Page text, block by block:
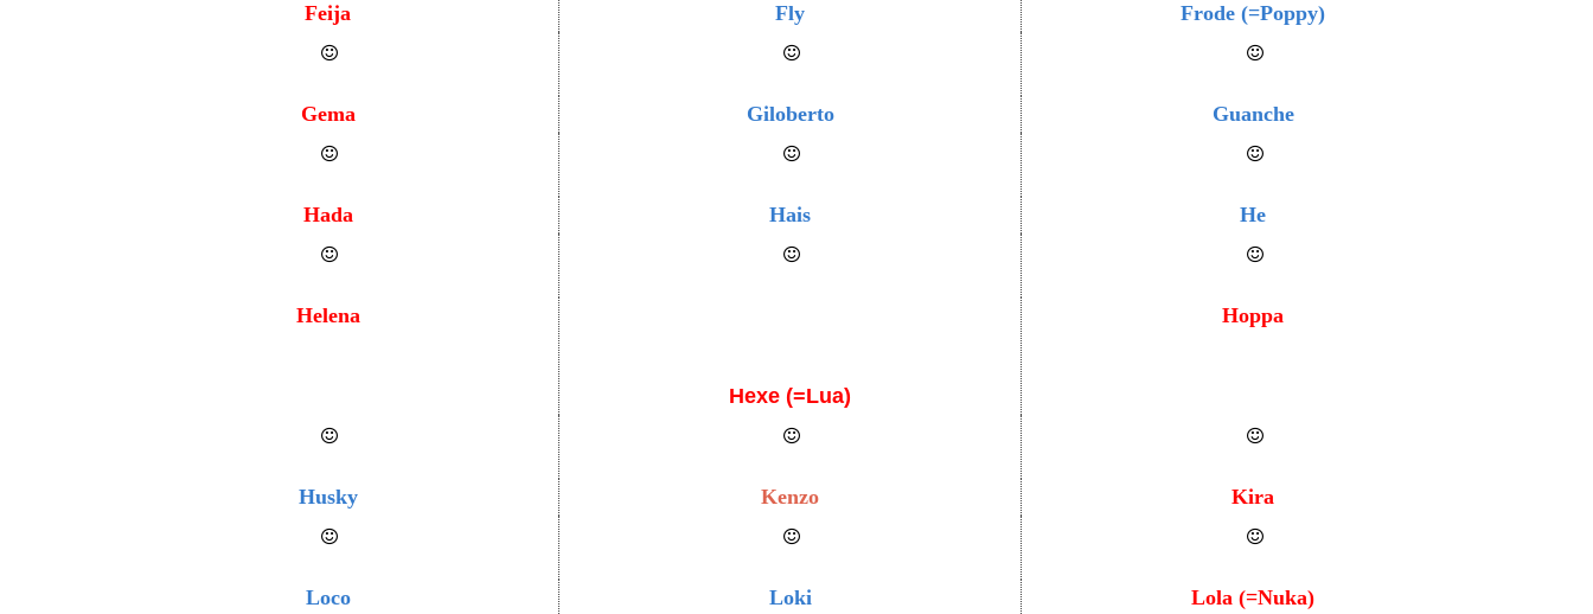
Feija Fly Frode (=Poppy)
Gema Giloberto Guanche
Hada Hais He
Helena
Hexe (=Lua)
Hoppa
Husky Kenzo Kira
Loco Loki Lola (=Nuka)